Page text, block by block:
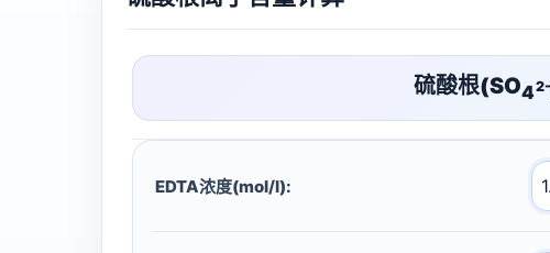
硫酸根(SO42-
EDTA浓度(mol/l):